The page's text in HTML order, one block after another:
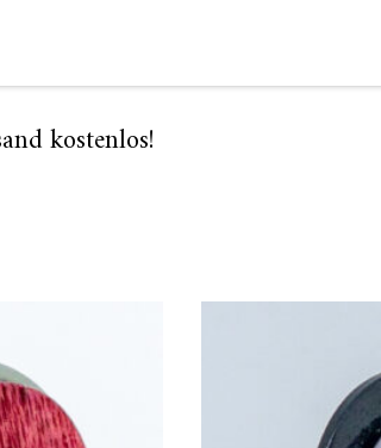
kostenlos!